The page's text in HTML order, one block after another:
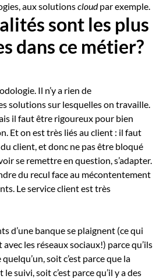
aux solutionscloudpar exemple.
sont les plus
dans ce métier?
Il n’y a rien de
solutions sur lesquelles on travaille.
il faut être rigoureux pour bien
Et on est très liés au client : il faut
client, et donc ne pas être bloqué
se remettre en question, s’adapter.
du recul face au mécontentement
Le service client est très
d’une banque se plaignent (ce qui
les réseaux sociaux!) parce qu’ils
soit c’est parce que la
le suivi, soit c’est parce qu’il y a des